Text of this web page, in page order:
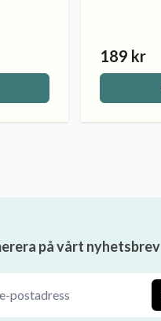
189 kr
på vårt nyhetsbrev